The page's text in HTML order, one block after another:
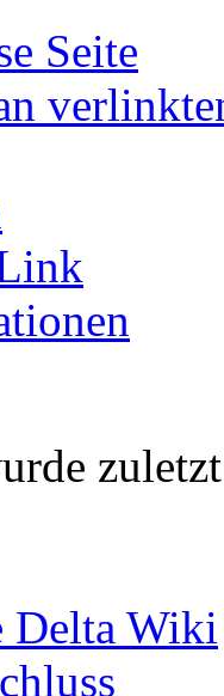
Seite
Delta Wiki